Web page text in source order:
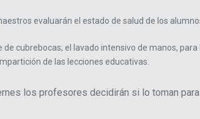
evaluarán el estado de salud de los
cubrebocas; el lavado intensivo de manos,
de las lecciones educativas.
los profesores decidirán si lo toman